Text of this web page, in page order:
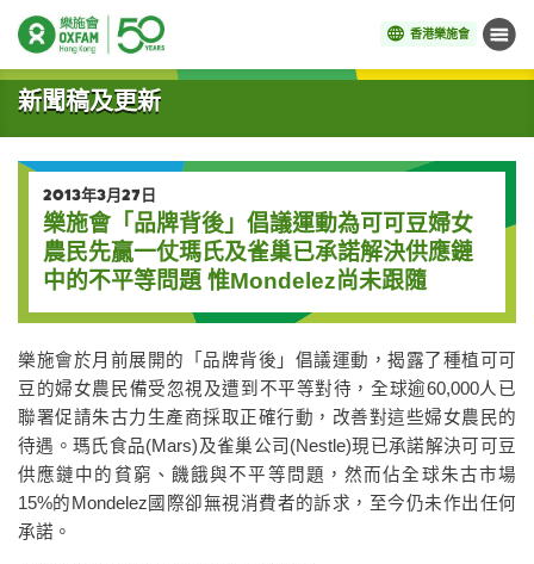
香港樂施會 目錄
開始主要內容
新聞稿及更新
2013年3月27日
樂施會「品牌背後」倡議運動為可可豆婦女
農民先贏一仗瑪氏及雀巢已承諾解決供應鏈
中的不平等問題 惟Mondelez尚未跟隨
樂施會於月前展開的「品牌背後」倡議運動，揭露了種植可可
豆的婦女農民備受忽視及遭到不平等對待，全球逾60,000人已
聯署促請朱古力生產商採取正確行動，改善對這些婦女農民的
待遇。瑪氏食品(Mars)及雀巢公司(Nestle)現已承諾解決可可豆
供應鏈中的貧窮、饑餓與不平等問題，然而佔全球朱古市場
15%的Mondelez國際卻無視消費者的訴求，至今仍未作出任何
承諾。